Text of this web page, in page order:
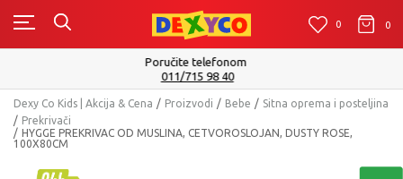
0 0 0
Isporuku možete očekivati u roku od 2 do 4 radna dana!
Pogledaj više
Dexy Co Kids | Akcija & Cena Proizvodi Bebe
Sitna oprema i posteljina
Prekrivači
HYGGE PREKRIVAC OD MUSLINA, CETVOROSLOJAN, DUSTY ROSE,
100X80CM